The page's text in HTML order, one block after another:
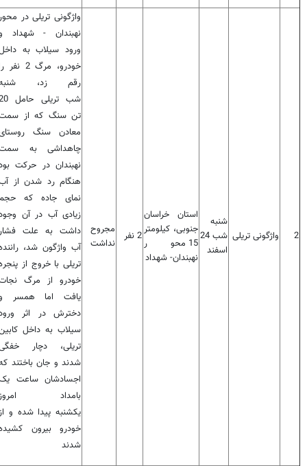
2 واژگونی تریلی
شنبه
شب 24
اسفند
استان خراسان
جنوبی، کیلومتر
15 محور
نهبندان- شهداد
2 نفر
مجروح
نداشت
واژگونی تریلی در
نهبندان - شهداد
ورود سیلاب به
خودرو، مرگ 2
رقم زد،
شب تریلی
تن سنگ که از
معادن سنگ
چاهداشی به
نهبندان در حرکت
هنگام رد شدن از
نمای جاده که
زیادی آب در آن
داشت به علت
آب واژگون شد،
تریلی با خروج از
خودرو از مرگ
یافت اما همسر
دخترش در اثر
سیلاب به داخل
تریلی، دچار
شدند و جان باختند
اجسادشان ساعت
بامداد
یکشنبه پیدا شده و
خودرو بیرون
شدند